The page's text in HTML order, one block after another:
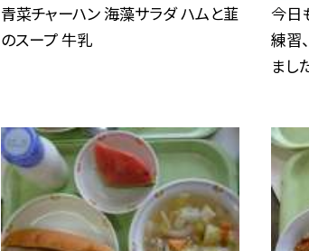
青菜チャーハン 海藻サラダ ハムと韮
のスープ 牛乳
今日
練習
まし